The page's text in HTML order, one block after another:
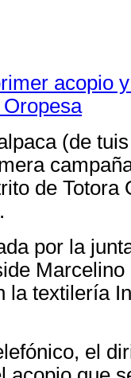
(de
de Totora
por la
la textilería
el